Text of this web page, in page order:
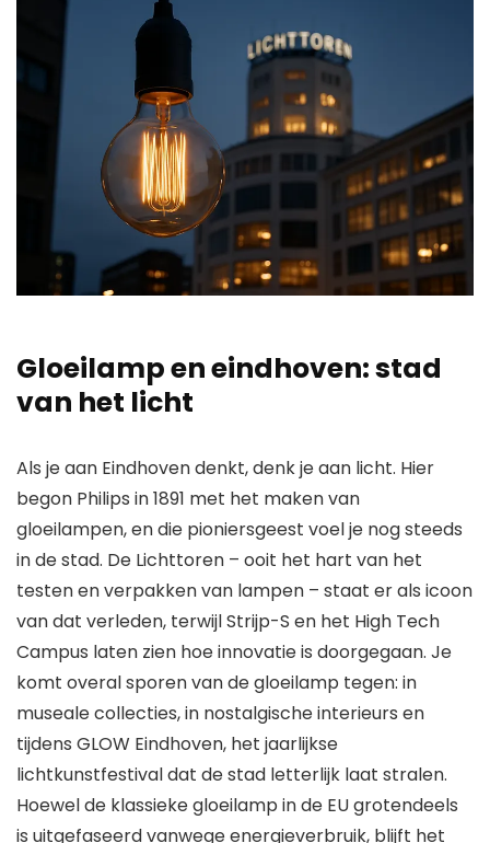
Gloeilamp en eindhoven: stad
van het licht
Als je aan Eindhoven denkt, denk je aan licht. Hier
begon Philips in 1891 met het maken van
gloeilampen, en die pioniersgeest voel je nog steeds
in de stad. De Lichttoren – ooit het hart van het
testen en verpakken van lampen – staat er als icoon
van dat verleden, terwijl Strijp-S en het High Tech
Campus laten zien hoe innovatie is doorgegaan. Je
komt overal sporen van de gloeilamp tegen: in
museale collecties, in nostalgische interieurs en
tijdens GLOW Eindhoven, het jaarlijkse
lichtkunstfestival dat de stad letterlijk laat stralen.
Hoewel de klassieke gloeilamp in de EU grotendeels
is uitgefaseerd vanwege energieverbruik, blijft het